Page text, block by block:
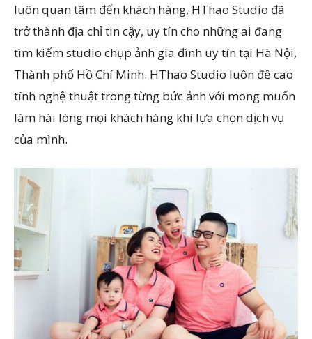
luôn quan tâm đến khách hàng, HThao Studio đã
trở thành địa chỉ tin cậy, uy tín cho những ai đang
tìm kiếm studio chụp ảnh gia đình uy tín tại Hà Nội,
Thành phố Hồ Chí Minh. HThao Studio luôn đề cao
tính nghệ thuật trong từng bức ảnh với mong muốn
làm hài lòng mọi khách hàng khi lựa chọn dịch vụ
của mình.